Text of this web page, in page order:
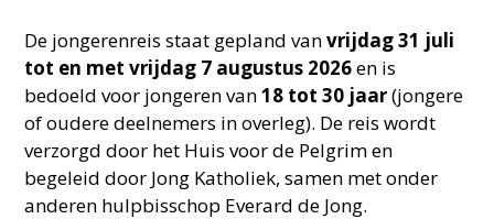
De jongerenreis staat gepland vanvrijdag 31 juli
tot en met vrijdag 7 augustus 2026en is
bedoeld voor jongeren van18 tot 30 jaar(jongere
of oudere deelnemers in overleg). De reis wordt
verzorgd door het Huis voor de Pelgrim en
begeleid door Jong Katholiek, samen met onder
anderen hulpbisschop Everard de Jong.